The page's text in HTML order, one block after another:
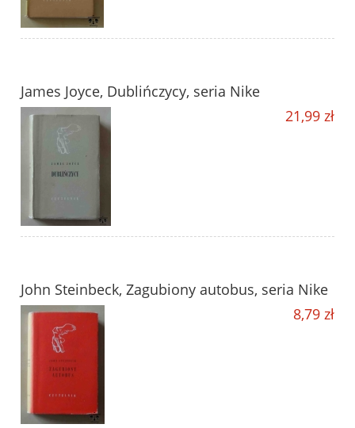
James Joyce, Dublińczycy, seria Nike
21,99 zł
John Steinbeck, Zagubiony autobus, seria Nike
8,79 zł